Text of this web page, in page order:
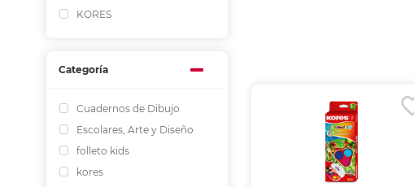
KORES
Categoría
Cuadernos de Dibujo
Escolares, Arte y Diseño
folleto kids
kores